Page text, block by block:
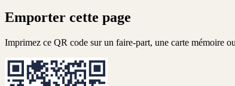
Emporter cette page
Imprimez ce QR code sur un faire-part, une carte mémoire